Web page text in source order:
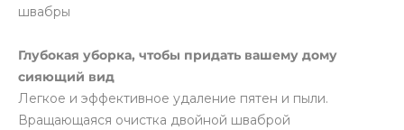
швабры
Глубокая уборка, чтобы придать вашему дому
сияющий вид
Легкое и эффективное удаление пятен и пыли.
Вращающаяся очистка двойной шваброй